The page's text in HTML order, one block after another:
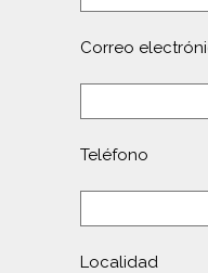
Correo
Teléfono
Localidad